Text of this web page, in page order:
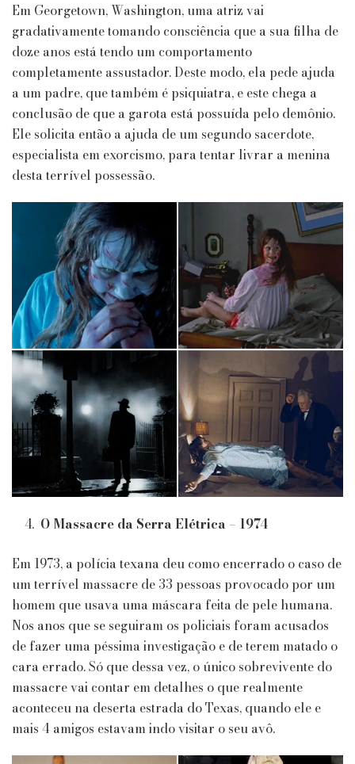
Em Georgetown, Washington, uma atriz vai
gradativamente tomando consciência que a sua filha de
doze anos está tendo um comportamento
completamente assustador. Deste modo, ela pede ajuda
a um padre, que também é psiquiatra, e este chega a
conclusão de que a garota está possuída pelo demônio.
Ele solicita então a ajuda de um segundo sacerdote,
especialista em exorcismo, para tentar livrar a menina
desta terrível possessão.
O Massacre da Serra Elétrica – 1974
Em 1973, a polícia texana deu como encerrado o caso de
um terrível massacre de 33 pessoas provocado por um
homem que usava uma máscara feita de pele humana.
Nos anos que se seguiram os policiais foram acusados
de fazer uma péssima investigação e de terem matado o
cara errado. Só que dessa vez, o único sobrevivente do
massacre vai contar em detalhes o que realmente
aconteceu na deserta estrada do Texas, quando ele e
mais 4 amigos estavam indo visitar o seu avô.